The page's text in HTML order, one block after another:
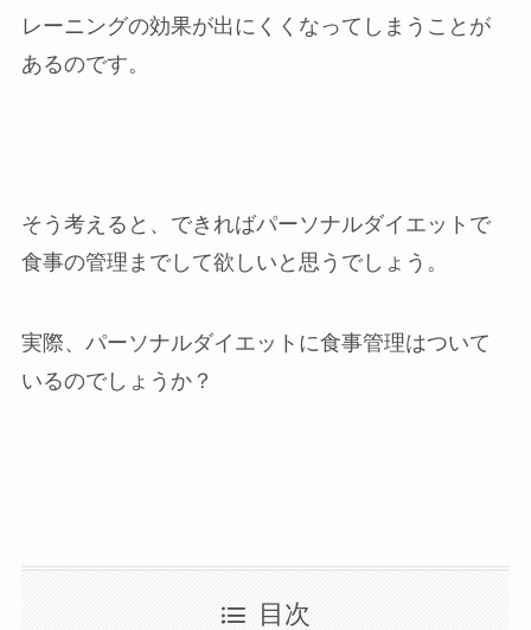
レーニングの効果が出にくくなってしまうことが
あるのです。
そう考えると、できればパーソナルダイエットで
食事の管理までして欲しいと思うでしょう。
実際、パーソナルダイエットに食事管理はついて
いるのでしょうか？
目次
久屋大通店